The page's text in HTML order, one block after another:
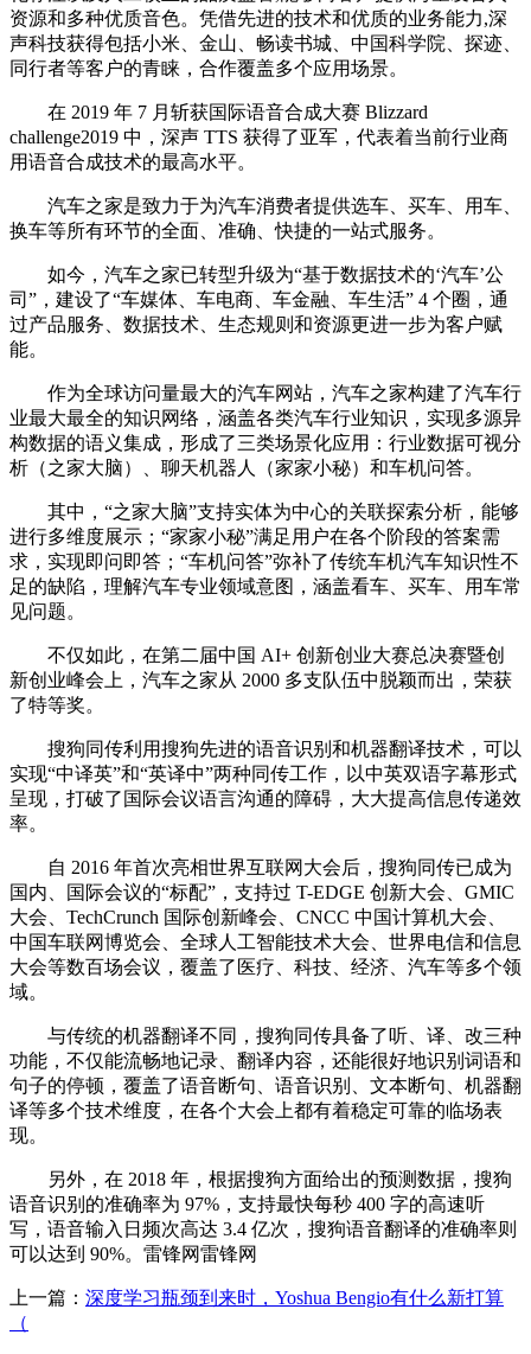
资源和多种优质音色。凭借先进的技术和优质的业务能力,深
声科技获得包括小米、金山、畅读书城、中国科学院、探迹、
同行者等客户的青睐，合作覆盖多个应用场景。
在 2019 年 7 月斩获国际语音合成大赛 Blizzard
challenge2019 中，深声 TTS 获得了亚军，代表着当前行业商
用语音合成技术的最高水平。
汽车之家是致力于为汽车消费者提供选车、买车、用车、
换车等所有环节的全面、准确、快捷的一站式服务。
如今，汽车之家已转型升级为“基于数据技术的‘汽车’公
司”，建设了“车媒体、车电商、车金融、车生活” 4 个圈，通
过产品服务、数据技术、生态规则和资源更进一步为客户赋
能。
作为全球访问量最大的汽车网站，汽车之家构建了汽车行
业最大最全的知识网络，涵盖各类汽车行业知识，实现多源异
构数据的语义集成，形成了三类场景化应用：行业数据可视分
析（之家大脑）、聊天机器人（家家小秘）和车机问答。
其中，“之家大脑”支持实体为中心的关联探索分析，能够
进行多维度展示；“家家小秘”满足用户在各个阶段的答案需
求，实现即问即答；“车机问答”弥补了传统车机汽车知识性不
足的缺陷，理解汽车专业领域意图，涵盖看车、买车、用车常
见问题。
不仅如此，在第二届中国 AI+ 创新创业大赛总决赛暨创
新创业峰会上，汽车之家从 2000 多支队伍中脱颖而出，荣获
了特等奖。
搜狗同传利用搜狗先进的语音识别和机器翻译技术，可以
实现“中译英”和“英译中”两种同传工作，以中英双语字幕形式
呈现，打破了国际会议语言沟通的障碍，大大提高信息传递效
率。
自 2016 年首次亮相世界互联网大会后，搜狗同传已成为
国内、国际会议的“标配”，支持过 T-EDGE 创新大会、GMIC
大会、TechCrunch 国际创新峰会、CNCC 中国计算机大会、
中国车联网博览会、全球人工智能技术大会、世界电信和信息
大会等数百场会议，覆盖了医疗、科技、经济、汽车等多个领
域。
与传统的机器翻译不同，搜狗同传具备了听、译、改三种
功能，不仅能流畅地记录、翻译内容，还能很好地识别词语和
句子的停顿，覆盖了语音断句、语音识别、文本断句、机器翻
译等多个技术维度，在各个大会上都有着稳定可靠的临场表
现。
另外，在 2018 年，根据搜狗方面给出的预测数据，搜狗
语音识别的准确率为 97%，支持最快每秒 400 字的高速听
写，语音输入日频次高达 3.4 亿次，搜狗语音翻译的准确率则
可以达到 90%。雷锋网雷锋网
上一篇： 深度学习瓶颈到来时，Yoshua Bengio有什么新打算
（